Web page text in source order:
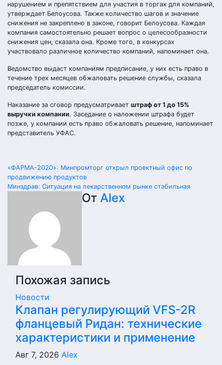
нарушением и препятствием для участия в торгах для компаний,
утверждает Белоусова. Также количество шагов и значение
снижения не закреплено в законе, говорит Белоусова. Каждая
компания самостоятельно решает вопрос о целесообразности
снижения цен, сказала она. Кроме того, в конкурсах
участвовало различное количество компаний, напоминает она.
Ведомство выдаст компаниям предписание, у них есть право в
течение трех месяцев обжаловать решение службы, сказала
председатель комиссии.
Наказание за сговор предусматривает штраф от 1 до 15%
выручки компании. Заседание о наложении штрафа будет
позже, у компании есть право обжаловать решение, напоминает
представитель УФАС.
Навигация
по
записям
«ФАРМА-2020»: Минпромторг открыл проектный офис по
продвижению продуктов
Минздрав: Ситуация на лекарственном рынке стабильная
От Alex
Похожая запись
Новости
Клапан регулирующий VFS-2R
фланцевый Ридан: технические
характеристики и применение
Авг 7, 2026 Alex